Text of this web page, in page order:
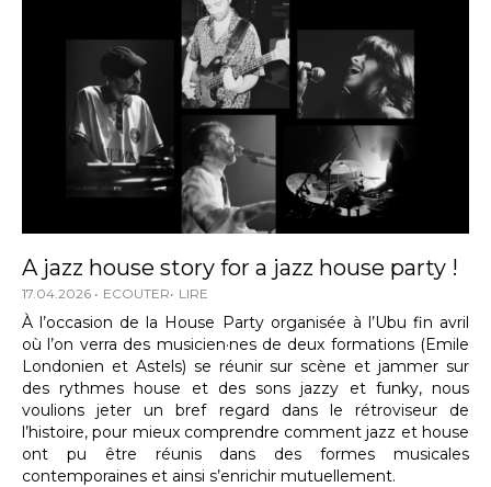
A jazz house story for a jazz house party !
17.04.2026 ECOUTER LIRE
À l’occasion de la House Party organisée à l’Ubu fin avril
où l’on verra des musicien·nes de deux formations (Emile
Londonien et Astels) se réunir sur scène et jammer sur
des rythmes house et des sons jazzy et funky, nous
voulions jeter un bref regard dans le rétroviseur de
l’histoire, pour mieux comprendre comment jazz et house
ont pu être réunis dans des formes musicales
contemporaines et ainsi s’enrichir mutuellement.